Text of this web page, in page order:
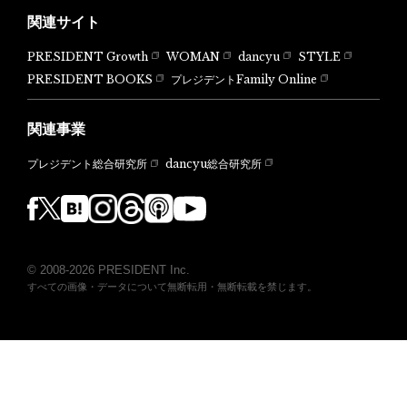
関連サイト
PRESIDENT Growth WOMAN dancyu
STYLE
PRESIDENT BOOKS
プレジデントFamily Online
関連事業
プレジデント総合研究所 dancyu総合研究所
© 2008-2026 PRESIDENT Inc.
すべての画像・データについて無断転用・無断転載を禁じます。